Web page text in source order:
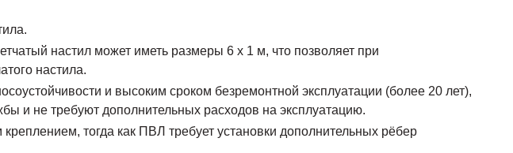
настил может иметь размеры 6 х 1 м, что позволяет при
настила.
и высоким сроком безремонтной эксплуатации (более 20 лет),
и не требуют дополнительных расходов на эксплуатацию.
тогда как ПВЛ требует установки дополнительных рёбер